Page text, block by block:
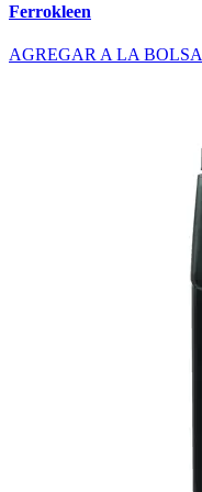
Ferrokleen
AGREGAR A LA BOLSA